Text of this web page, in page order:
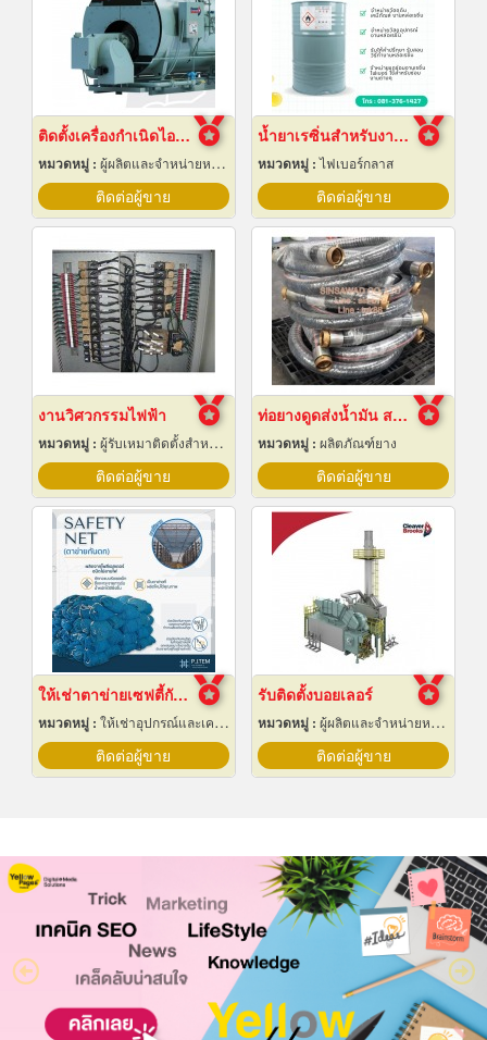
ติดตั้งเครื่องกำเนิดไอน้ำ
หมวดหมู่ : ผู้ผลิตและจำหน่ายหม้อน้ำทางอุตสาหกรรม
ติดต่อผู้ขาย
น้ำยาเรซิ่นสำหรับงานหล่อไฟเบอร์กลาส ขายราคาส่ง
หมวดหมู่ :ไฟเบอร์กลาส
ติดต่อผู้ขาย
งานวิศวกรรมไฟฟ้า
หมวดหมู่ : ผู้รับเหมาติดตั้งสำหรับบ้านและโรงงานไฟฟ้า
ติดต่อผู้ขาย
ท่อยางดูดส่งน้ำมัน สายยางลงน้ำมัน
หมวดหมู่ : ผลิตภัณฑ์ยาง
ติดต่อผู้ขาย
ให้เช่าตาข่ายเซฟตี้กันตก Safety net
หมวดหมู่ : ให้เช่าอุปกรณ์และเครื่องใช้สำหรับผู้รับเหมาก่อสร้าง
ติดต่อผู้ขาย
รับติดตั้งบอยเลอร์
หมวดหมู่ : ผู้ผลิตและจำหน่ายหม้อน้ำทางอุตสาหกรรม
ติดต่อผู้ขาย